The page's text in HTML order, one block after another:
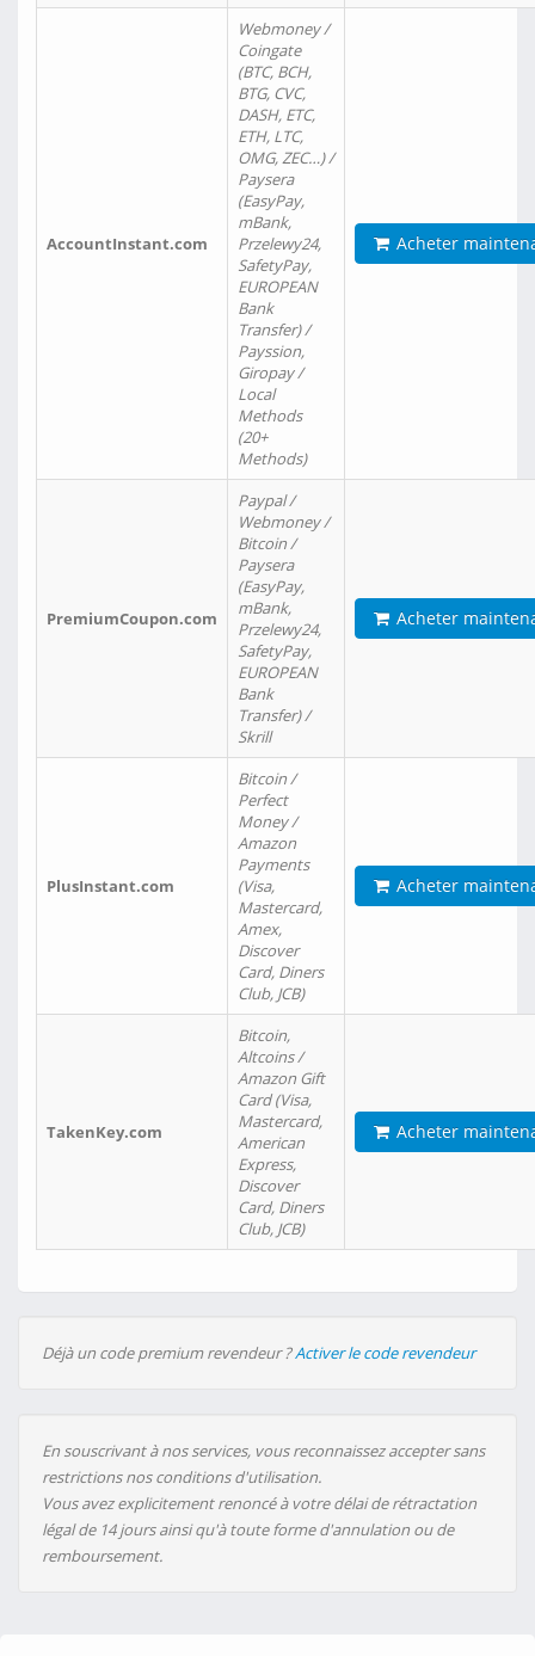
AccountInstant.com
Webmoney /
Coingate
(BTC, BCH,
BTG, CVC,
DASH, ETC,
ETH, LTC,
OMG, ZEC…) /
Paysera
(EasyPay,
mBank,
Przelewy24,
SafetyPay,
EUROPEAN
Bank
Transfer) /
Payssion,
Giropay /
Local
Methods
(20+
Methods)
Acheter
PremiumCoupon.com
Paypal /
Webmoney /
Bitcoin /
Paysera
(EasyPay,
mBank,
Przelewy24,
SafetyPay,
EUROPEAN
Bank
Transfer) /
Skrill
Acheter
PlusInstant.com
Bitcoin /
Perfect
Money /
Amazon
Payments
(Visa,
Mastercard,
Amex,
Discover
Card, Diners
Club, JCB)
Acheter
TakenKey.com
Bitcoin,
Altcoins /
Amazon Gift
Card (Visa,
Mastercard,
American
Express,
Discover
Card, Diners
Club, JCB)
Acheter
Déjà un code premium revendeur ?Activer le code revendeur
En souscrivant à nos services, vous reconnaissez accepter sans
restrictions nos conditions d'utilisation.
Vous avez explicitement renoncé à votre délai de rétractation
légal de 14 jours ainsi qu'à toute forme d'annulation ou de
remboursement.